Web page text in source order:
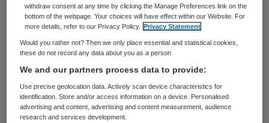
Marjolein Tasche (1959) is per 1 januari 2024
benoemd tot voorzitter van de Landelijke
Huisartsenvereniging (LHV).
Van 1 oktober 2017 tot eind 2023 was ze
voorzitter van de raad van bestuur van
Franciscus Gasthuis & Vlietland.
withdraw consent at any time by clicking the Manage Preferences link on the
bottom of the webpage. Your choices will have effect within our Website. For
more details, refer to our Privacy Policy. Privacy Statement
Would you rather not? Then we only place essential and statistical cookies,
these do not record any data about you as a person
We and our partners process data to provide:
Use precise geolocation data. Actively scan device characteristics for
identification. Store and/or access information on a device. Personalised
advertising and content, advertising and content measurement, audience
research and services development.